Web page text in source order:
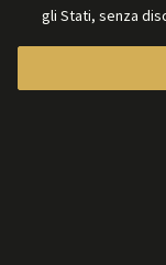
gli Stati, senza